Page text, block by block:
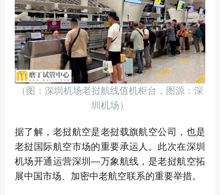
（图：深圳机场老挝航线值机柜台，图源：深
圳机场）
据了解，老挝航空是老挝载旗航空公司，也是
老挝国际航空市场的重要承运人。此次在深圳
机场开通运营深圳—万象航线，是老挝航空拓
展中国市场、加密中老航空联系的重要举措。